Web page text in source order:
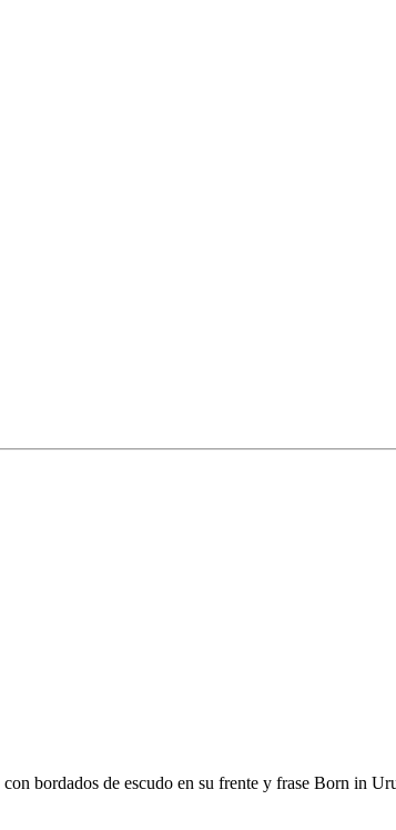
bordados de escudo en su frente y frase Born in